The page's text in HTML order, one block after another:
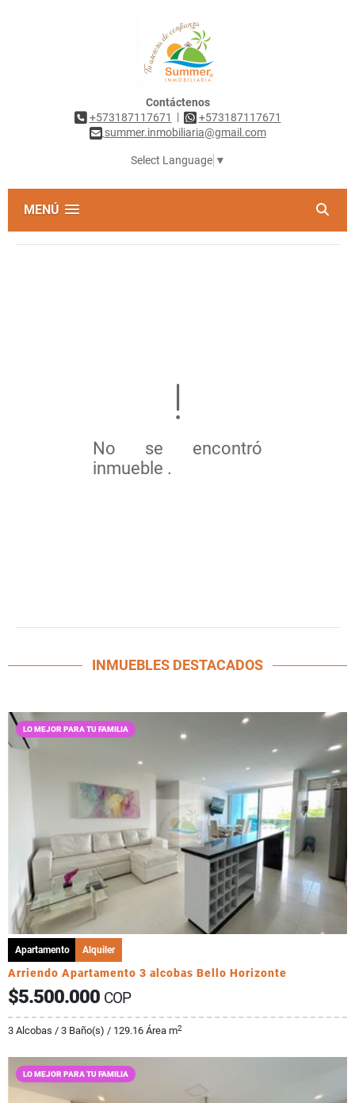
Contáctenos
+573187117671
|
+573187117671
summer.inmobiliaria@gmail.com
Select Language ▼
MENÚ
No se encontró
inmueble .
INMUEBLES DESTACADOS
LO MEJOR PARA TU FAMILIA
Apartamento Alquiler
Arriendo Apartamento 3 alcobas Bello Horizonte
$5.500.000 COP
3 Alcobas / 3 Baño(s) / 129.16 Área m2
LO MEJOR PARA TU FAMILIA